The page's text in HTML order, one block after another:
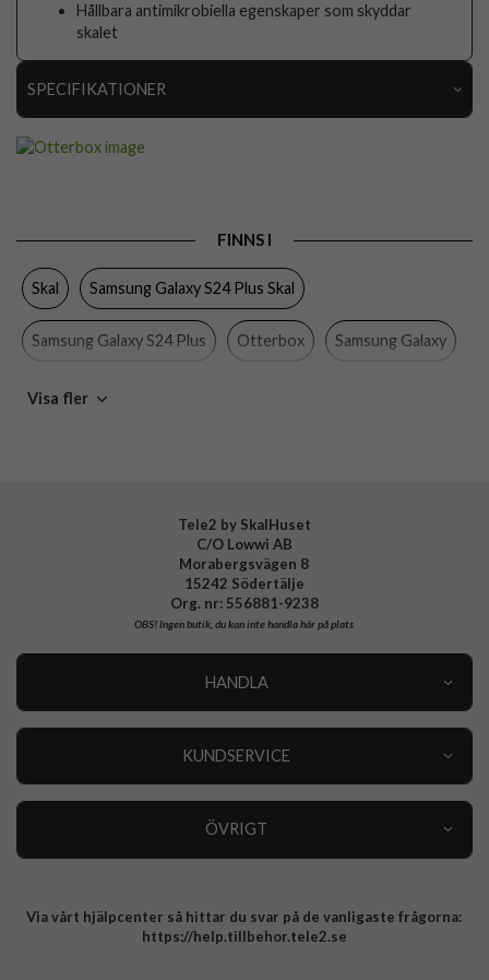
Hållbara antimikrobiella egenskaper som skyddar
skalet
SPECIFIKATIONER
Stöttålig, Trådlös laddning-kompatibel
Färg
Hårdplast (PC), Mjukplast (TPU)
Tillverkarens art nr
FINNS I
Skal Samsung Galaxy S24 Plus Skal
Samsung Galaxy S24 Plus Otterbox Samsung Galaxy
Mobiltillbehör
Visa fler
Tele2 by SkalHuset
C/O Lowwi AB
Morabergsvägen 8
15242 Södertälje
Org. nr: 556881-9238
OBS!Ingen butik, du kan inte handla här på plats
HANDLA
KUNDSERVICE
ÖVRIGT
Integritetspolicy
Via vårt hjälpcenter så hittar du svar på de vanligaste frågorna:
https://help.tillbehor.tele2.se